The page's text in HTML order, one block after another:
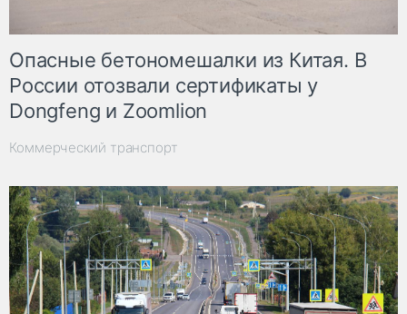
Опасные бетономешалки из Китая. В
России отозвали сертификаты у
Dongfeng и Zoomlion
Коммерческий транспорт